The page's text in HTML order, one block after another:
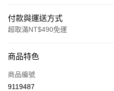
付款與運送方式
超取滿NT$490免運
信用卡一次付款
信用卡分期付款
商品特色
商品編號
9119487